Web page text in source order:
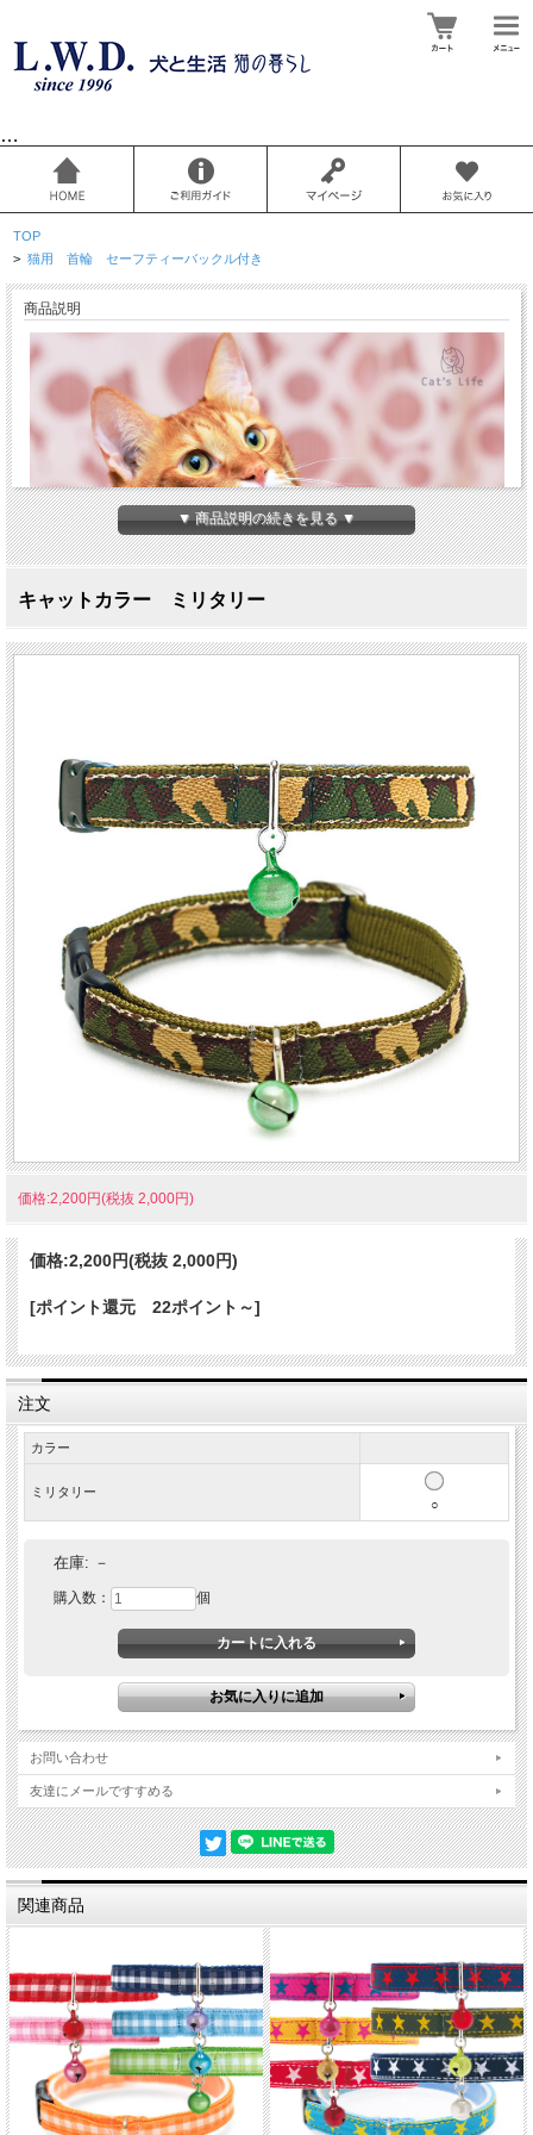
…
TOP
> 猫用 首輪 セーフティーバックル付き
商品説明
キャットカラーミリタリー
猫の暮らしのキャットカラーは、豊富なバリエーションで必ずおうちのニャンコ
に似合うカラーが見つかります。毛と肌を痛めない肌当たりの柔らかな素材を使
いながらもしっかりと丁寧な縫製で丈夫に作られています。バックルは負荷がか
かると外れる安全設計です。暗い場所で光を反射するリフレクトテープが織り込
まれています。いつでも人気のミリタリー柄。毛羽立ちにくい素材です 。
猫ちゃんに優しい素材です
内側には、ネコちゃんのお肌と被毛を痛めないよう、柔らかくしなやかなグログ
ランテープを使っています。繊細で細い糸をふんわりと織り上げたテープは、筒
状の袋織り特有のソフトさとクッション性があり、肌当たりがとても優しくなっ
負荷がかかると外れる安全設計
負荷がかかると外れるバックルを使っています。
ネコちゃんが高い所から飛び降りた際に、もしもどこかに引っかかってしまって
も、首輪が外れる安全設計なのでとても安心です。
大切な家族のために迷子札を
迷子になった時、はぐれてしまった時、迷子札は家族のもとに帰るための大事な
道しるべ。別売りの『猫の暮らしネームバンド』はブラブラしない首輪に巻くタ
▼ 商品説明の続きを見る ▼
キャットカラー ミリタリー
価格:2,200円(税抜 2,000円)
価格:2,200円(税抜 2,000円)
[ポイント還元 22ポイント～]
注文
カラー
ミリタリー
○
在庫: －
購入数： 個
お問い合わせ
友達にメールですすめる
関連商品